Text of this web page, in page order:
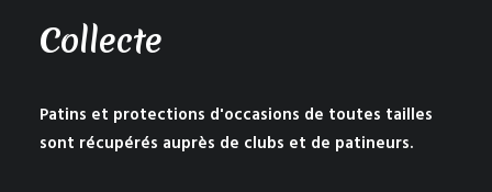
Collecte
Patins et protections d'occasions de toutes tailles
sont récupérés auprès de clubs et de patineurs.